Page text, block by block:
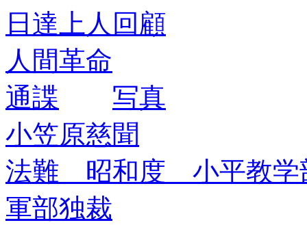
日達上人回顧
人間革命
通諜
写真
小笠原慈聞
法難 昭和度 小平教
軍部独裁